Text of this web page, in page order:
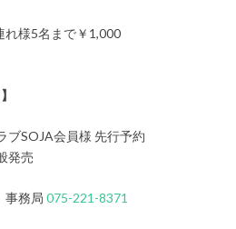
れ様5名まで￥1,000
SOJA会員様 先行予約
発売
事務局 075-221-8371